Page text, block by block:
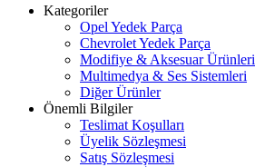
Kategoriler
Opel Yedek Parça
Chevrolet Yedek Parça
Modifiye & Aksesuar Ürünleri
Multimedya & Ses Sistemleri
Diğer Ürünler
Önemli Bilgiler
Teslimat Koşulları
Üyelik Sözleşmesi
Satış Sözleşmesi